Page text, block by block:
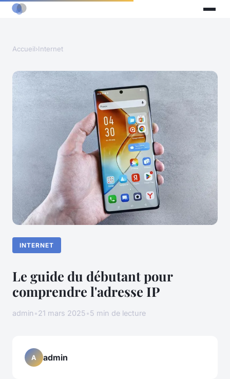
Accueil›Internet
INTERNET
Le guide du débutant pour
comprendre l'adresse IP
admin •21 mars 2025•5 min de lecture
A admin